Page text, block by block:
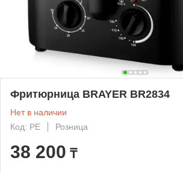
Фритюрница BRAYER BR2834
Нет в наличии
Код: PE
Розница
38 200 ₸